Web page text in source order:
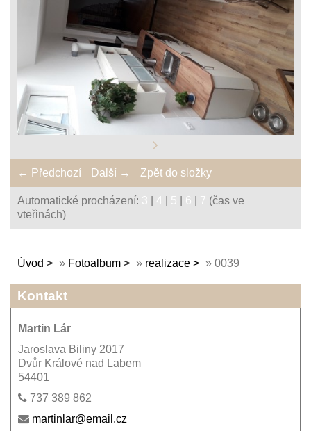
← Předchozí Další → Zpět do složky
Automatické procházení: 3 4 5 6 7 (čas ve
vteřinách)
Úvod » Fotoalbum » realizace » 0039
Kontakt
Martin Lár
Jaroslava Biliny 2017
Dvůr Králové nad Labem
54401
737 389 862
martinlar@email.cz